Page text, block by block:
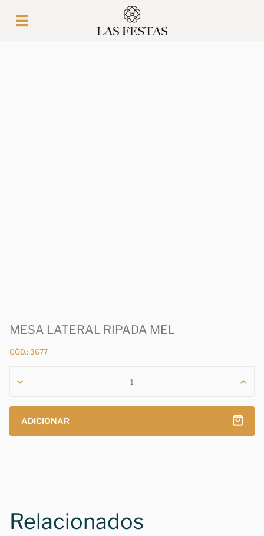
MESA LATERAL RIPADA MEL
CÓD.: 3677
ADICIONAR
Relacionados